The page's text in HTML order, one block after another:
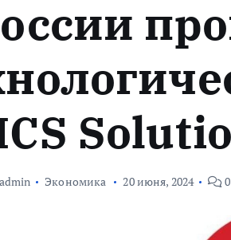
Экономика 20 июня, 2024